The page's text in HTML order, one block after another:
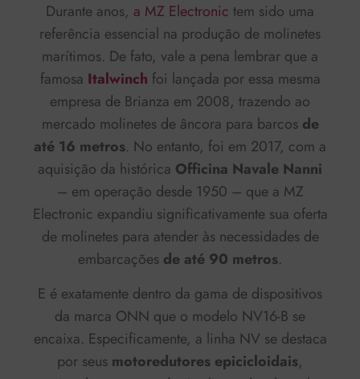
Durante anos, a MZ Electronic tem sido uma
referência essencial na produção de molinetes
marítimos. De fato, vale a pena lembrar que a
famosa Italwinch foi lançada por essa mesma
empresa de Brianza em 2008, trazendo ao
mercado molinetes de âncora para barcos de
até 16 metros. No entanto, foi em 2017, com a
aquisição da histórica Officina Navale Nanni
– em operação desde 1950 – que a MZ
Electronic expandiu significativamente sua oferta
de molinetes para atender às necessidades de
embarcações de até 90 metros.
E é exatamente dentro da gama de dispositivos
da marca ONN que o modelo NV16-B se
encaixa. Especificamente, a linha NV se destaca
por seus motoredutores epicicloidais,